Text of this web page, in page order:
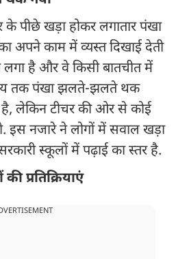
के पीछे खड़ा होकर लगातार पंखा
अपने काम में व्यस्त दिखाई देती
है और वे किसी बातचीत में
तक पंखा झलते-झलते थक
है, लेकिन टीचर की ओर से कोई
इस नजारे ने लोगों में सवाल खड़ा
स्कूलों में पढ़ाई का स्तर है.
प्रतिक्रियाएं